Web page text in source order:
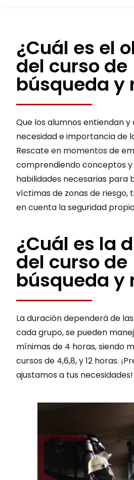
¿Cuál es el
del curso de
búsqueda y
Que los alumnos entiendan
necesidad e importancia de
Rescate en momentos de
comprendiendo conceptos
habilidades necesarias para
víctimas de zonas de riesgo,
en cuenta la seguridad
¿Cuál es la
del curso de
búsqueda y
La duración dependerá de
cada grupo, se pueden
mínimas de 4 horas, siendo
cursos de 4,6,8, y 12 horas.
ajustamos a tus necesidades!